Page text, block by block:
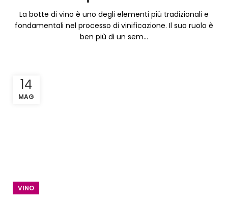
La botte di vino è uno degli elementi più tradizionali e
fondamentali nel processo di vinificazione. Il suo ruolo è
ben più di un sem...
14
MAG
VINO